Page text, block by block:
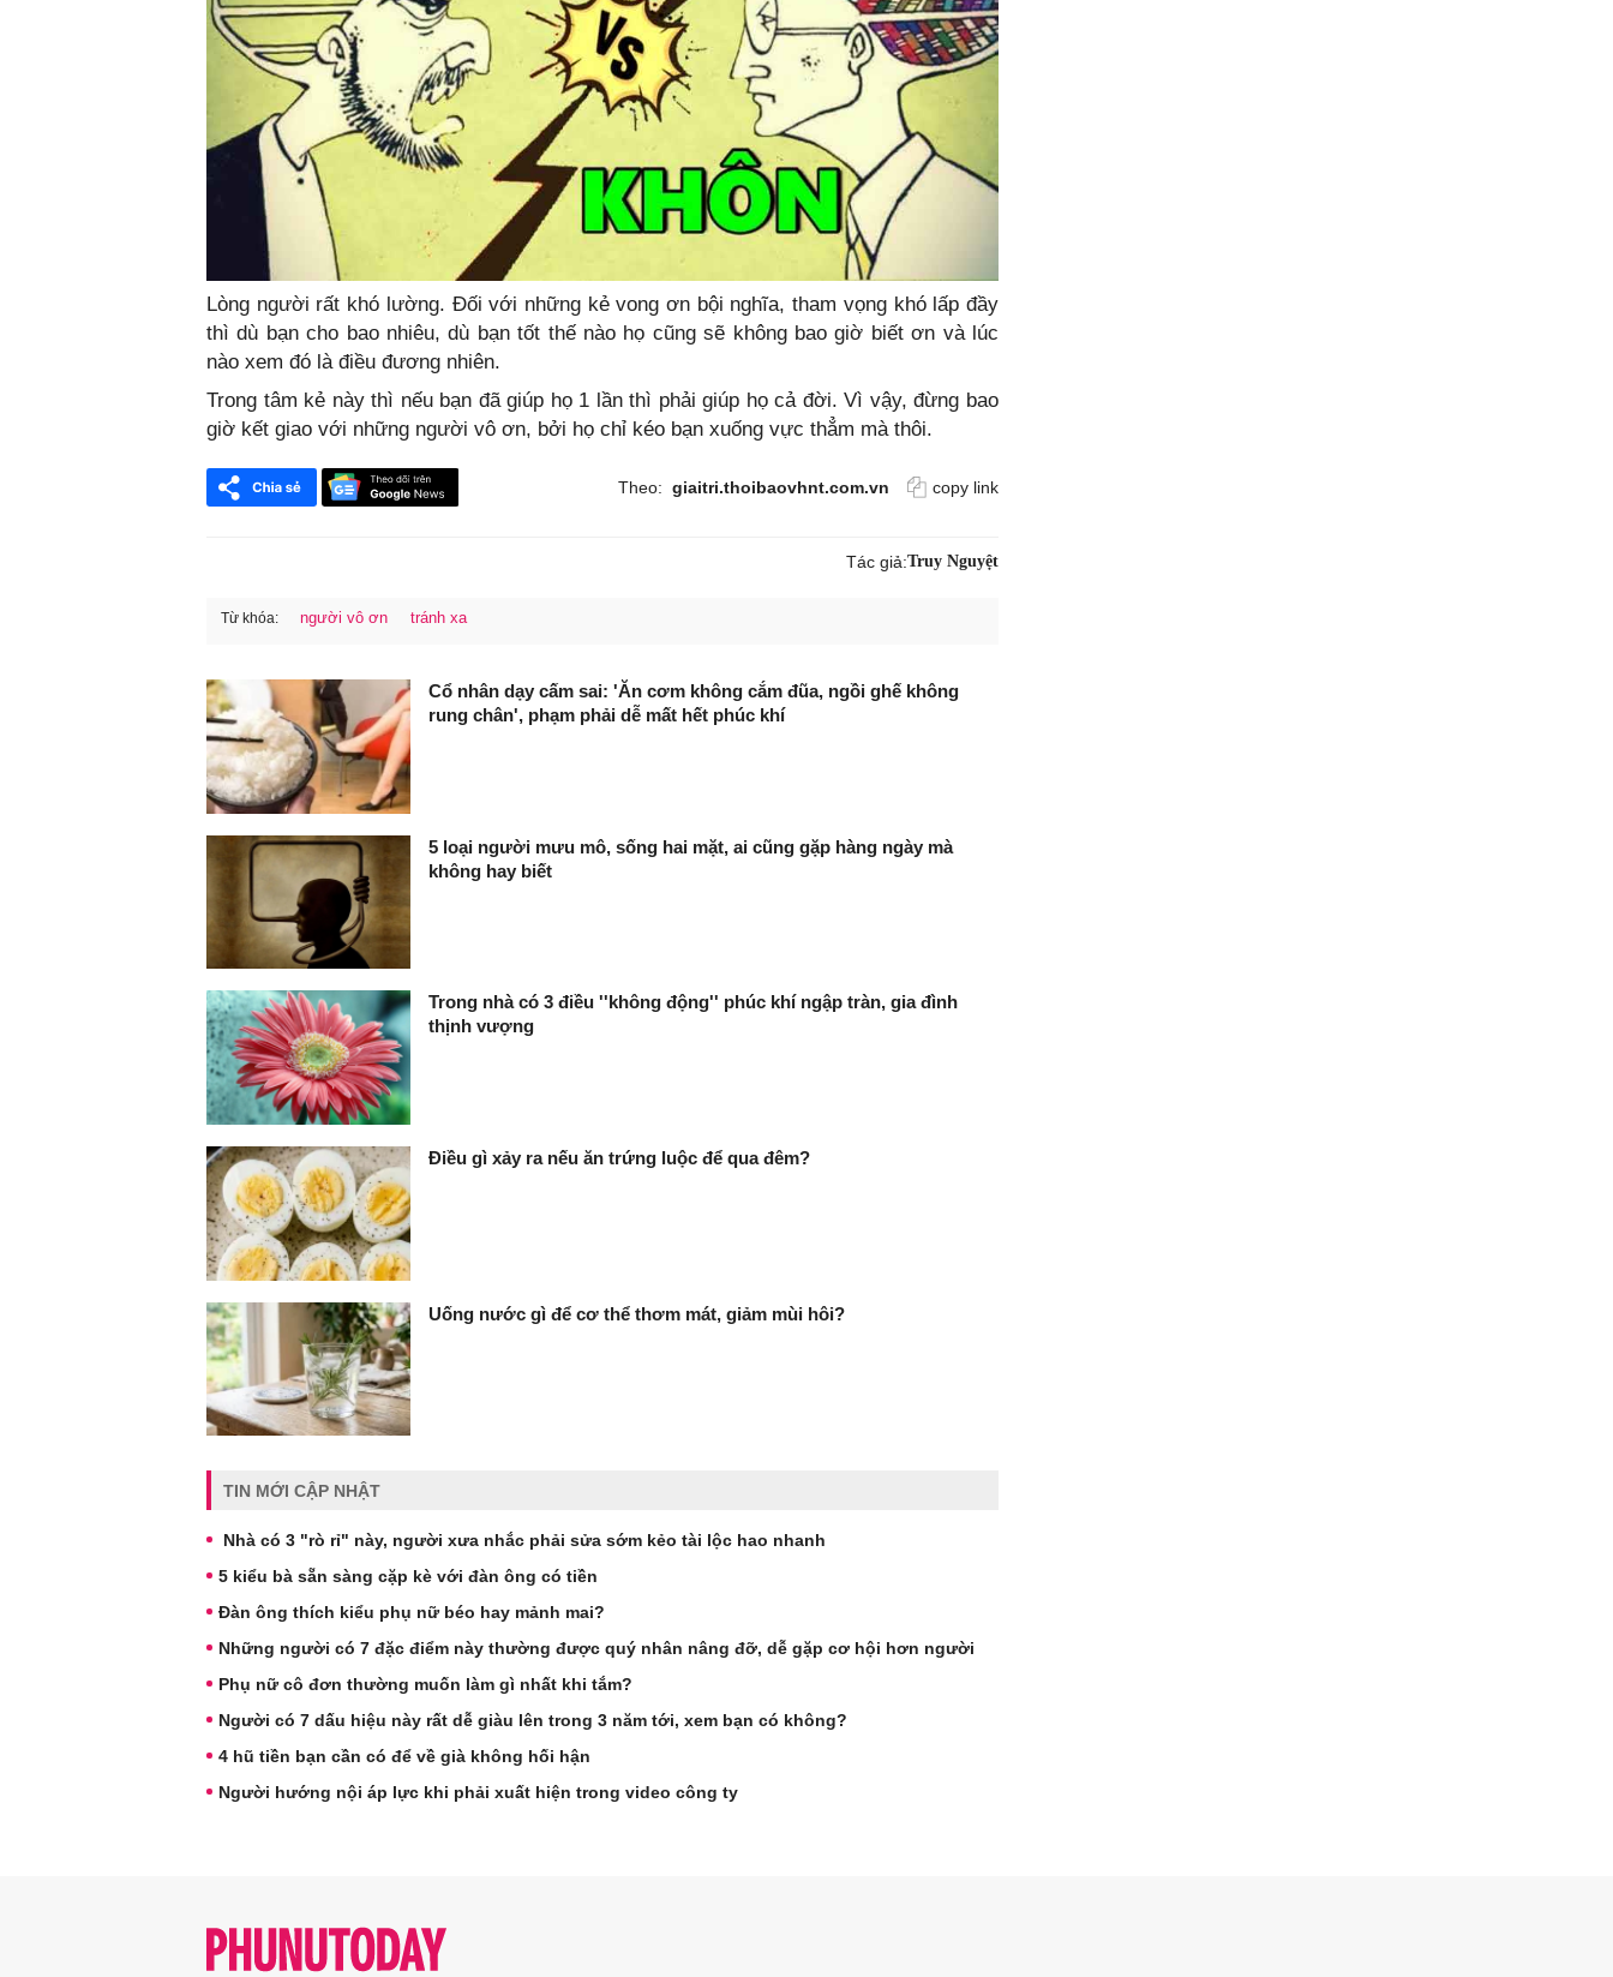
Lòng người rất khó lường. Đối với những kẻ vong ơn bội nghĩa, tham vọng khó lấp đầy
thì dù bạn cho bao nhiêu, dù bạn tốt thế nào họ cũng sẽ không bao giờ biết ơn và lúc
nào xem đó là điều đương nhiên.
Trong tâm kẻ này thì nếu bạn đã giúp họ 1 lần thì phải giúp họ cả đời. Vì vậy, đừng bao
giờ kết giao với những người vô ơn, bởi họ chỉ kéo bạn xuống vực thẳm mà thôi.
Theo: giaitri.thoibaovhnt.com.vn copy link
Tác giả:Truy Nguyệt
Từ khóa: người vô ơn tránh xa
Cổ nhân dạy cấm sai: 'Ăn cơm không cắm đũa, ngồi ghế không
rung chân', phạm phải dễ mất hết phúc khí
5 loại người mưu mô, sống hai mặt, ai cũng gặp hàng ngày mà
không hay biết
Trong nhà có 3 điều ''không động'' phúc khí ngập tràn, gia đình
thịnh vượng
Điều gì xảy ra nếu ăn trứng luộc để qua đêm?
Uống nước gì để cơ thể thơm mát, giảm mùi hôi?
TIN MỚI CẬP NHẬT
Nhà có 3 "rò rỉ" này, người xưa nhắc phải sửa sớm kẻo tài lộc hao nhanh
5 kiểu bà sẵn sàng cặp kè với đàn ông có tiền
Đàn ông thích kiểu phụ nữ béo hay mảnh mai?
Những người có 7 đặc điểm này thường được quý nhân nâng đỡ, dễ gặp cơ hội hơn người
Phụ nữ cô đơn thường muốn làm gì nhất khi tắm?
Người có 7 dấu hiệu này rất dễ giàu lên trong 3 năm tới, xem bạn có không?
4 hũ tiền bạn cần có để về già không hối hận
Người hướng nội áp lực khi phải xuất hiện trong video công ty